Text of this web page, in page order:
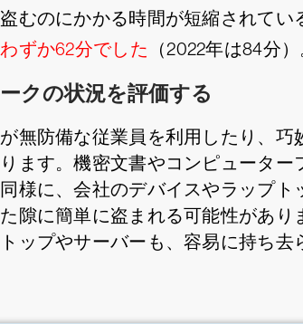
むのにかかる時間が短縮されて
ずか62分でした （2022年は84分）
クの状況を評価する
無防備な従業員を利用したり、
ます。機密文書やコンピュータ
様に、会社のデバイスやラップ
隙に簡単に盗まれる可能性があ
ップやサーバーも、容易に持ち去